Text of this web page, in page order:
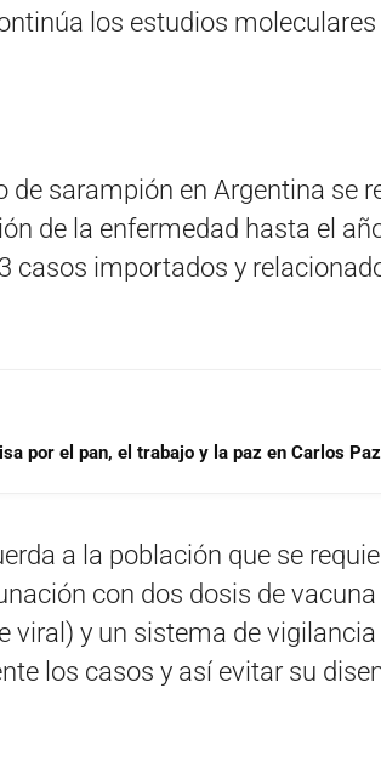
los estudios moleculares
de sarampión en Argentina se
de la enfermedad hasta el
casos importados y
por el pan, el trabajo y la paz en Carlos Paz
a la población que se
con dos dosis de vacuna
viral) y un sistema de
los casos y así evitar su